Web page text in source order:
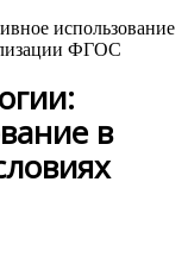
использование
ФГОС
в